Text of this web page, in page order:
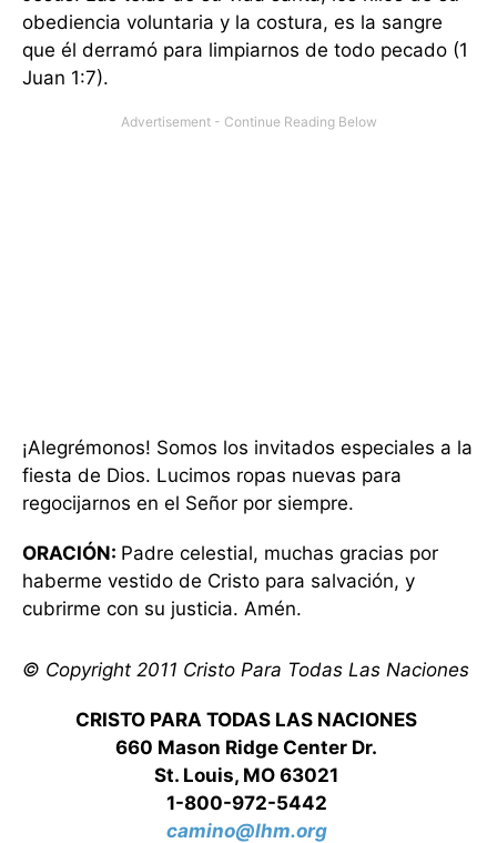
obediencia voluntaria y la costura, es la sangre
que él derramó para limpiarnos de todo pecado (1
Juan 1:7).
¡Alegrémonos! Somos los invitados especiales a la
fiesta de Dios. Lucimos ropas nuevas para
regocijarnos en el Señor por siempre.
ORACIÓN: Padre celestial, muchas gracias por
haberme vestido de Cristo para salvación, y
cubrirme con su justicia. Amén.
© Copyright 2011 Cristo Para Todas Las Naciones
CRISTO PARA TODAS LAS NACIONES
660 Mason Ridge Center Dr.
St. Louis, MO 63021
1-800-972-5442
camino@lhm.org